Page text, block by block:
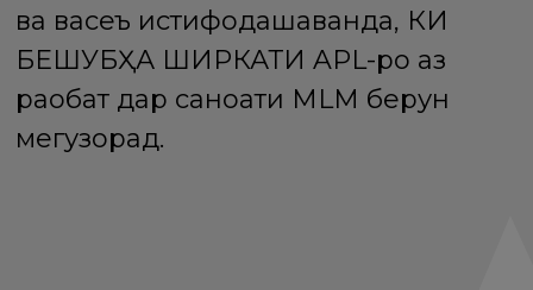
ва васеъ истифодашаванда, КИ
БЕШУБҲА ШИРКАТИ APL-ро аз
рақобат дар саноати MLM берун
мегузорад.